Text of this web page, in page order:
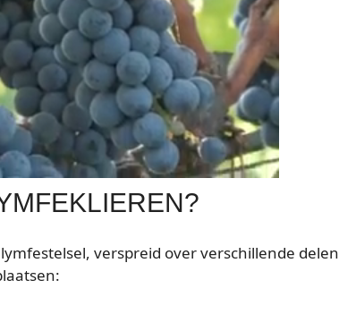
verspreid over verschillende delen